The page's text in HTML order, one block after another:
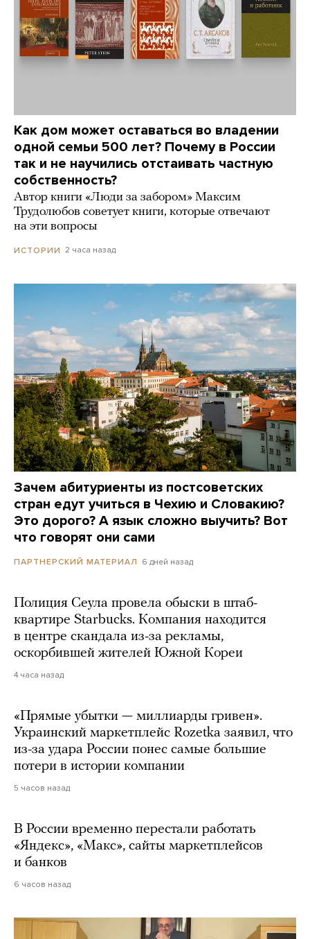
Как дом может оставаться во владении
одной семьи 500 лет? Почему в России
так и не научились отстаивать частную
собственность?
Автор книги «Люди за забором» Максим
Трудолюбов советует книги, которые отвечают
на эти вопросы
ИСТОРИИ 2 часа назад
Зачем абитуриенты из постсоветских
стран едут учиться в Чехию и Словакию?
Это дорого? А язык сложно выучить? Вот
что говорят они сами
ПАРТНЕРСКИЙ МАТЕРИАЛ 6 дней назад
Полиция Сеула провела обыски в штаб-
квартире Starbucks. Компания находится
в центре скандала из-за рекламы,
оскорбившей жителей Южной Кореи
4 часа назад
«Прямые убытки — миллиарды гривен».
Украинский маркетплейс Rozetka заявил, что
из-за удара России понес самые большие
потери в истории компании
5 часов назад
В России временно перестали работать
«Яндекс», «Макс», сайты маркетплейсов
и банков
6 часов назад